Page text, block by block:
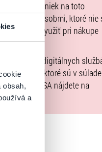
obsah,
a
ceny vstupeniek na toto
inými spôsobmi, ktoré nie
môžete využiť pri nákupe
2065 (Akt o digitálnych
služby, ktoré sú v
podľa DSA nájdete na